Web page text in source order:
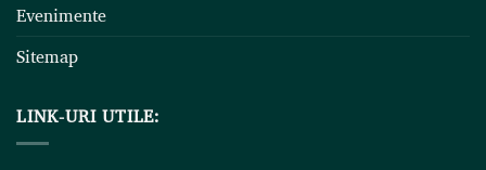
Evenimente
Sitemap
LINK-URI UTILE: